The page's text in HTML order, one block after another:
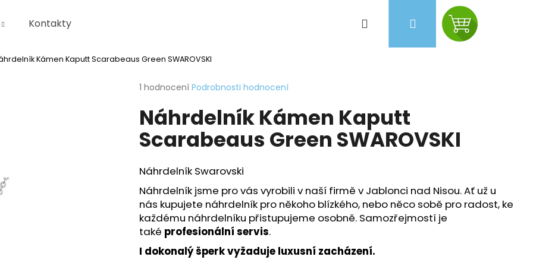
Kontakty PřihlášeníNákupní
Kámen Kaputt Scarabeaus Green SWAROVSKI
Průměrné
produktu
je
5,0
z
hvězdiček.
1 hodnocení Podrobnosti hodnocení
Náhrdelník Kámen Kaputt
Scarabeaus Green SWAROVSKI
Náhrdelník Swarovski
Náhrdelník jsme pro vás vyrobili v naší firmě v Jablonci nad Nisou.Ať už u
nás kupujete náhrdelník pro někoho blízkého, nebo něco sobě pro radost, ke
každému náhrdelníku přistupujeme osobně. Samozřejmostí je
také profesionální servis.
I dokonalý šperk vyžaduje luxusní zacházení.
Co potřebujete najít?
HLEDAT